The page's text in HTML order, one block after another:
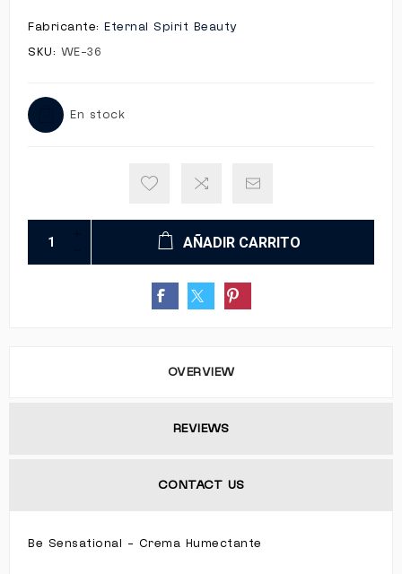
Fabricante: Eternal Spirit Beauty
SKU: WE-36
En stock
AÑADIR CARRITO
OVERVIEW
REVIEWS
CONTACT US
Be Sensational - Crema Humectante